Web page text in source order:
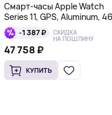
Смарт-часы Apple Watch
Series 11, GPS, Aluminum, 46
мм, серебряный
-1 387 ₽ СКИДКА
НА ПОШЛИНУ
47 758 ₽
КУПИТЬ